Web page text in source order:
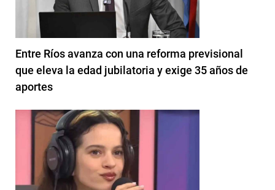
Entre Ríos avanza con una reforma previsional
que eleva la edad jubilatoria y exige 35 años de
aportes